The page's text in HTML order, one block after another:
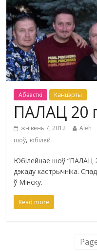
Абвесткі Канцэрты
ПАЛАЦ 20
жнівень 7, 2012 Aleh
шоў, юбілей
Юбілейнае шоў “ПАЛАЦ
дэкаду кастрычніка.
ў Мінску.
Read more